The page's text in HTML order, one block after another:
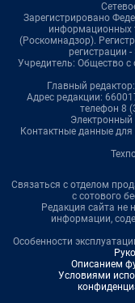
Зарегистрировано
информационных
(Роскомнадзор).
регистрации
Учредитель: Общество
Главный
Адрес редакции:
телефон 8
Электронный
Контактные данные
Связаться с отделом
с сотового
Редакция сайта не
информации,
Особенности
Описанием
Условиями